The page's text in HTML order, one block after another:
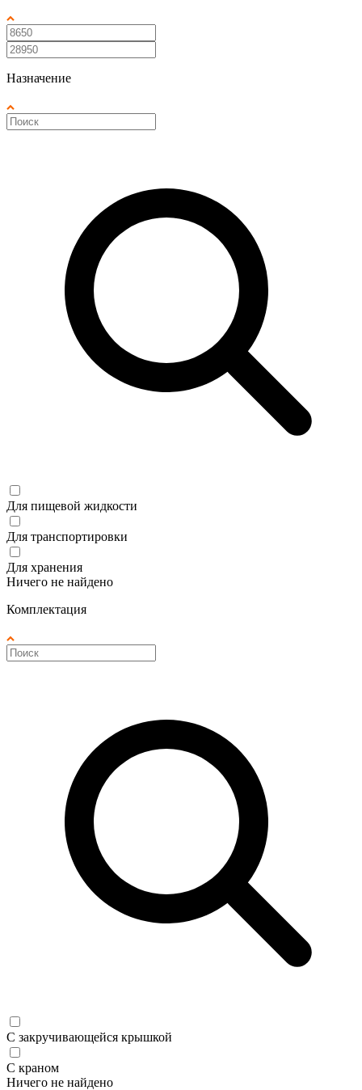
Назначение
Для пищевой жидкости
Для транспортировки
Для хранения
Ничего не найдено
Комплектация
С закручивающейся крышкой
С краном
Ничего не найдено